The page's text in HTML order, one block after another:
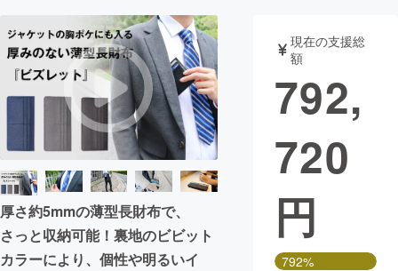
テクノロジー・ガジェット
映像・映画 書籍・雑誌
ビジネス・起業 チャレンジ
まちづくり・地域活性化
CAMPFIRE for Social Good
CAMPFIRE Creation
厚さ約5mmの薄型長財布で、
さっと収納可能！裏地のビビット
カラーにより、個性や明るいイ
現在の支援総
額
792,
720
円
792%